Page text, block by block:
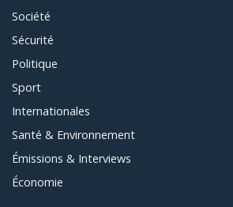
Société
Sécurité
Politique
Sport
Internationales
Santé & Environnement
Émissions & Interviews
Économie